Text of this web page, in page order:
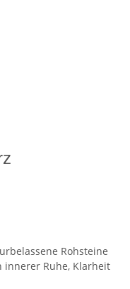
Rohsteine
innerer Ruhe, Klarheit